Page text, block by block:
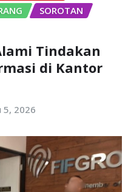
SOROTAN
Tindakan
di Kantor
5, 2026